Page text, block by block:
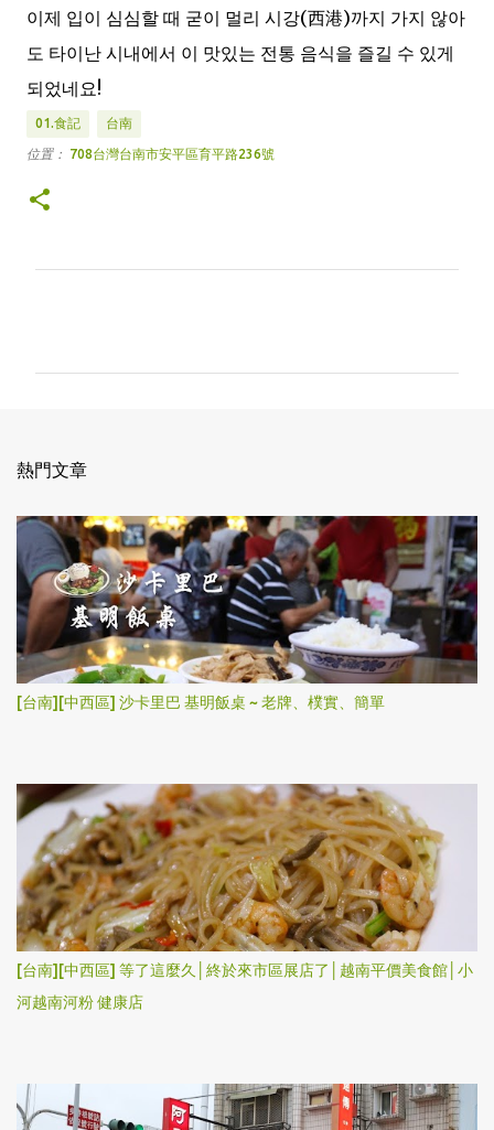
이제 입이 심심할 때 굳이 멀리 시강(西港)까지 가지 않아
도 타이난 시내에서 이 맛있는 전통 음식을 즐길 수 있게
되었네요!
01.食記 台南
位置： 708台灣台南市安平區育平路236號
熱門文章
[台南][中西區] 沙卡里巴 基明飯桌 ~ 老牌、樸實、簡單
[台南][中西區] 等了這麼久│終於來市區展店了│越南平價美食館│小
河越南河粉 健康店